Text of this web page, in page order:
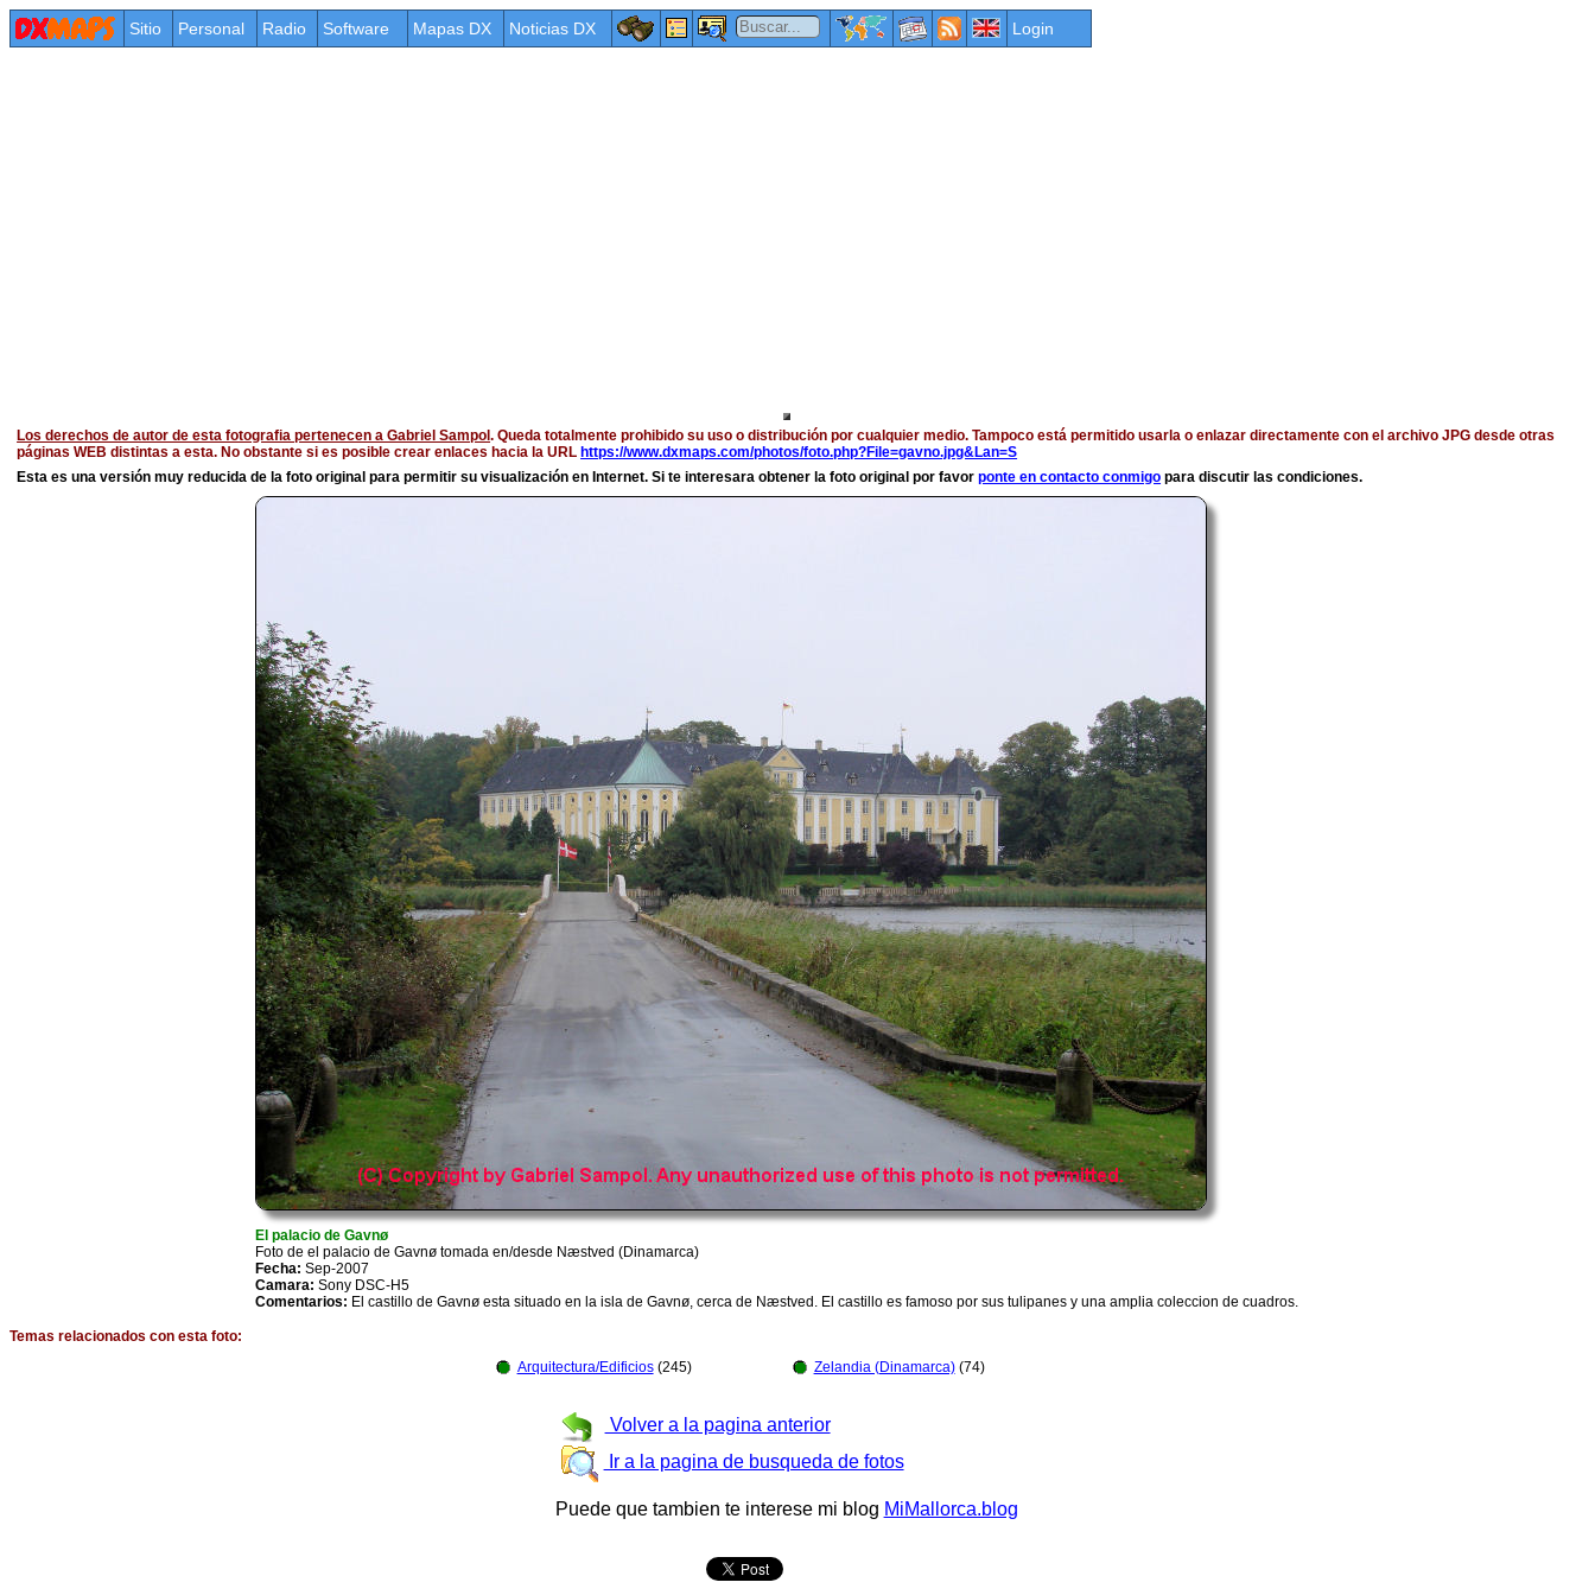
Sitio Personal Radio Software Mapas DX Noticias DX Login
Los derechos de autor de esta fotografia pertenecen a Gabriel Sampol. Queda totalmente prohibido su uso o distribución por cualquier medio. Tampoco está permitido usarla o enlazar directamente con el archivo JPG desde otras
páginas WEB distintas a esta. No obstante si es posible crear enlaces hacia la URL https://www.dxmaps.com/photos/foto.php?File=gavno.jpg&Lan=S
Esta es una versión muy reducida de la foto original para permitir su visualización en Internet. Si te interesara obtener la foto original por favorponte en contacto conmigo para discutir las condiciones.
El palacio de Gavnø
Foto de el palacio de Gavnø tomada en/desde Næstved (Dinamarca)
Fecha: Sep-2007
Camara: Sony DSC-H5
Comentarios: El castillo de Gavnø esta situado en la isla de Gavnø, cerca de Næstved. El castillo es famoso por sus tulipanes y una amplia coleccion de cuadros.
Temas relacionados con esta foto:
Arquitectura/Edificios(245) Zelandia (Dinamarca)(74)
Volver a la pagina anterior
Ir a la pagina de busqueda de fotos
Puede que tambien te interese mi blog MiMallorca.blog